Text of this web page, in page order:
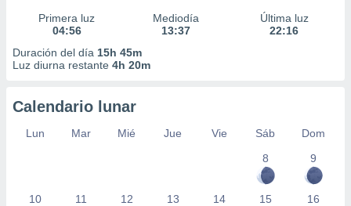
Primera luz
04:56
Mediodía
13:37
Última luz
22:16
Duración del día 15h 45m
Luz diurna restante 4h 20m
Calendario lunar
Lun Mar Mié Jue Vie Sáb
Dom
8
9
10 11 12 13 14 15 16